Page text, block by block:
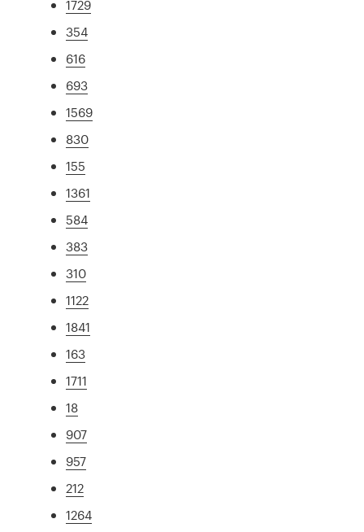
1729
354
616
693
1569
830
155
1361
584
383
310
1122
1841
163
1711
18
907
957
212
1264